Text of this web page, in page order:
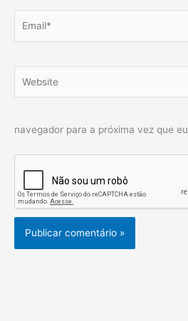
navegador para a próxima vez que